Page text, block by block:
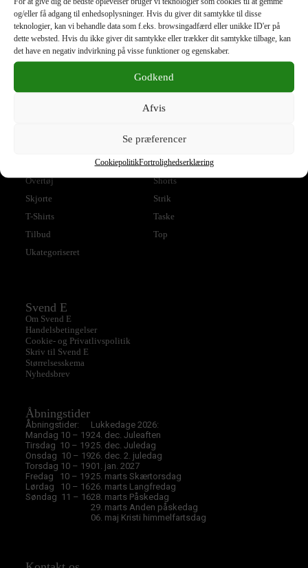
og/eller få adgang til enhedsoplysninger. Hvis du giver dit samtykke til disse
teknologier, kan vi behandle data som f.eks. browsingadfærd eller unikke ID'er på
dette websted. Hvis du ikke giver dit samtykke eller trækker dit samtykke tilbage, kan
det have en negativ indvirkning på visse funktioner og egenskaber.
Godkend
Afvis
Se præferencer
CookiepolitikFortrolighedserklæring
20. maj 2025
Produktkategorier
Blazer
Jeans
Nederdel
Overtøj
Shorts
Skjorte
Strik
T-Shirts
Taske
Tilbud
Top
Ukategoriseret
Svend E
Om Svend E
Handelsbetingelser
Cookie- og Privatlivspolitik
Skriv til Svend E
Størrelsesskema
Nyhedsbrev
Åbningstider
Åbningstider:
Mandag 10 – 19
Tirsdag 10 – 19
Onsdag 10 – 19
Torsdag 10 – 19
Fredag 10 – 19
Lørdag 10 – 16
Søndag 11 – 16
Lukkedage 2026:
24. dec. Juleaften
25. dec. Juledag
26. dec. 2. juledag
01. jan. 2027
25. marts Skærtorsdag
26. marts Langfredag
28. marts Påskedag
29. marts Anden påskedag
06. maj Kristi himmelfartsdag